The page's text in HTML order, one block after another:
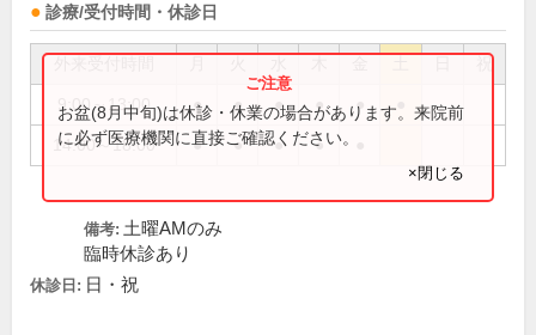
診療/受付時間・休診日
祝
9:00～13:00 ● ● ● ● ●
14:00～18:00 ● ● ● ●
お盆(8月中旬)は休診・休業の場合があります。来院前
に必ず医療機関に直接ご確認ください。
×閉じる
備考: 土曜AMのみ
臨時休診あり
休診日: 日・祝